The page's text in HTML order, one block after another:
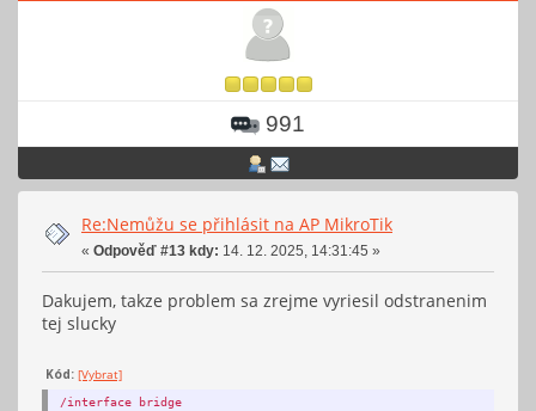
991
Re:Nemůžu se přihlásit na AP MikroTik
« Odpověď #13 kdy: 14. 12. 2025, 14:31:45 »
Dakujem, takze problem sa zrejme vyriesil odstranenim
tej slucky
Kód: [Vybrat]
/interface bridge